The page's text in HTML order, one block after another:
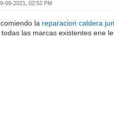
09-2021, 02:52 PM
la reparacion caldera
las marcas existentes ene